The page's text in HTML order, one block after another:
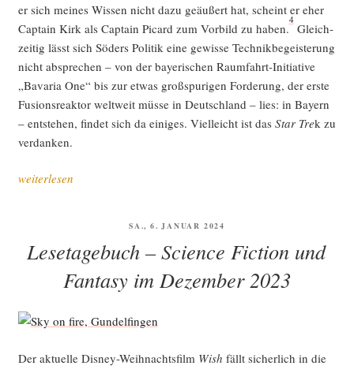
er sich mei­nes Wis­sen nicht dazu geäu­ßert hat, scheint er eher
Cap­tain Kirk als Cap­tain Picard zum Vor­bild zu haben.
4
Gleich­
zei­tig lässt sich Söders Poli­tik eine gewis­se Tech­nik­be­geis­te­rung
nicht abspre­chen – von der baye­ri­schen Raum­fahrt-Initia­ti­ve
„Bava­ria One“ bis zur etwas groß­spu­ri­gen For­de­rung, der ers­te
Fusi­ons­re­ak­tor welt­weit müs­se in Deutsch­land – lies: in Bay­ern
– ent­ste­hen, fin­det sich da eini­ges. Viel­leicht ist dasStar Trek zu
verdanken.
„Les­
Sci­
tion:
Die
le
weiterlesen
VERÖFFENTLICHT
SA., 6. JANUAR 2024
Lesetagebuch – Science Fiction und
Fantasy im Dezember 2023
Der aktu­el­le Dis­ney-Weih­nachts­film Wish fällt sicher­lich in die